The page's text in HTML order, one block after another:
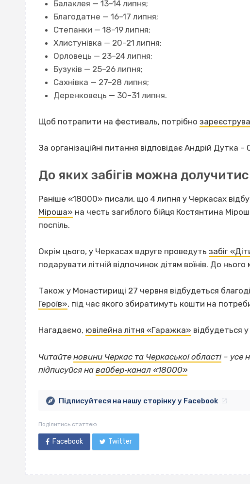
Балаклея — 13–14 липня;
Благодатне — 16–17 липня;
Степанки — 18–19 липня;
Хлистунівка — 20–21 липня;
Орловець — 23–24 липня;
Бузуків — 25–26 липня;
Сахнівка — 27–28 липня;
Деренковець — 30–31 липня.
Щоб потрапити на фестиваль, потрібно
За організаційні питання відповідає Андрій Дутка –
До яких забігів можна
Раніше «18000» писали, що 4 липня у Черкасах
Міроша» на честь загиблого бійця Костянтина
поспіль.
Окрім цього, у Черкасах вдруге проведуть забіг
подарувати літній відпочинок дітям воїнів. До
Також у Монастирищі 27 червня відбудеться
Героїв», під час якого збиратимуть кошти на
Нагадаємо, ювілейна літня «Гаражка» відбудеться
Читайте новини Черкас та Черкаської області– усе
підписуйся на вайбер‐канал «18000»
Підписуйтеся на нашу сторінку у Facebook
Поділитись статтею
Facebook Twitter